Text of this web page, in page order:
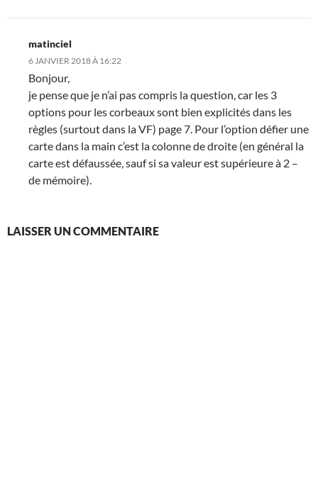
matinciel
6 JANVIER 2018 À 16:22
Bonjour,
je pense que je n’ai pas compris la question, car les 3
options pour les corbeaux sont bien explicités dans les
règles (surtout dans la VF) page 7. Pour l’option défier une
carte dans la main c’est la colonne de droite (en général la
carte est défaussée, sauf si sa valeur est supérieure à 2 –
de mémoire).
LAISSER UN COMMENTAIRE